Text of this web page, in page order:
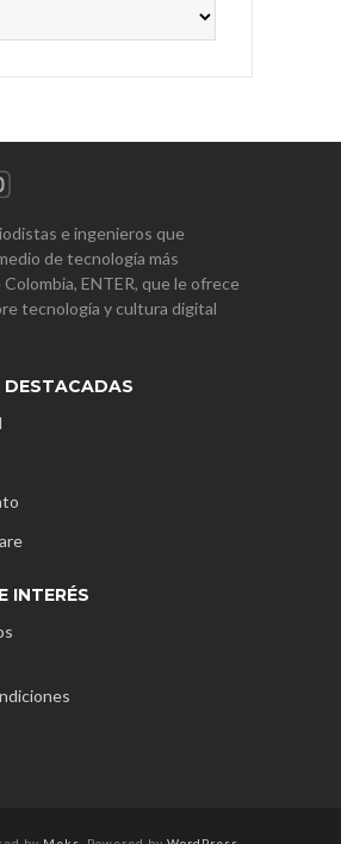
e ingenieros que
de tecnología más
ENTER, que le ofrece
tecnología y cultura digital
DESTACADAS
INTERÉS